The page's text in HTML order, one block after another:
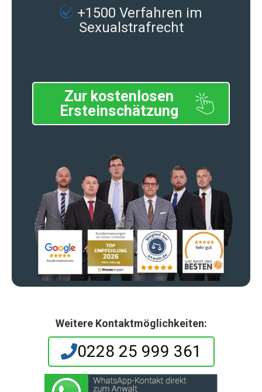
+1500 Verfahren im
Sexualstrafrecht
Zur kostenlosen
Ersteinschätzung
Weitere Kontaktmöglichkeiten:
0228 25 999 361